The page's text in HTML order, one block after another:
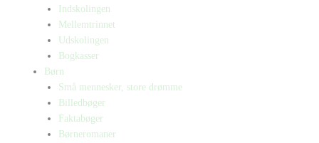
Indskolingen
Mellemtrinnet
Udskolingen
Bogkasser
Børn
Små mennesker, store drømme
Billedbøger
Faktabøger
Børneromaner